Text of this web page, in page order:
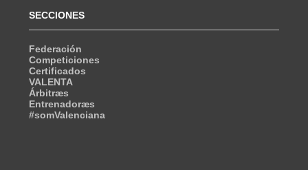
SECCIONES
Federación
Competiciones
Certificados
VALENTA
Árbitræs
Entrenadoræs
#somValenciana